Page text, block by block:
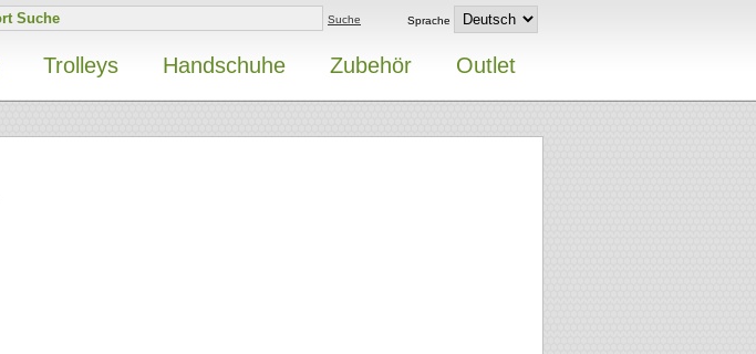
Suche Sprache
Trolleys Handschuhe Zubehör Outlet